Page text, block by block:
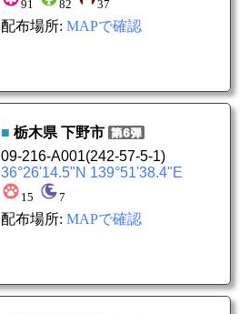
91 82 37
配布場所: MAPで確認
■ 栃木県 下野市
09-216-A001(242-57-5-1)
36°26'14.5"N 139°51'38.4"E
15 7
配布場所: MAPで確認